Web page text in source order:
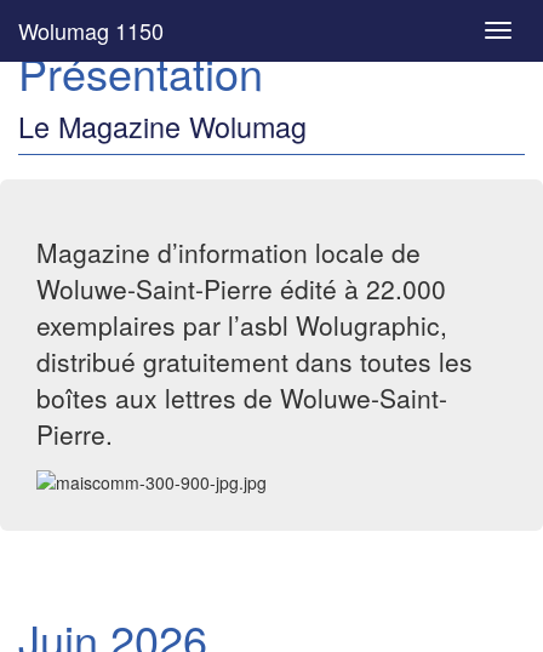
Wolumag 1150
Présentation
Le Magazine Wolumag
Magazine d’information locale de
Woluwe-Saint-Pierre édité à 22.000
exemplaires par l’asbl Wolugraphic,
distribué gratuitement dans toutes les
boîtes aux lettres de Woluwe-Saint-
Pierre.
Juin 2026